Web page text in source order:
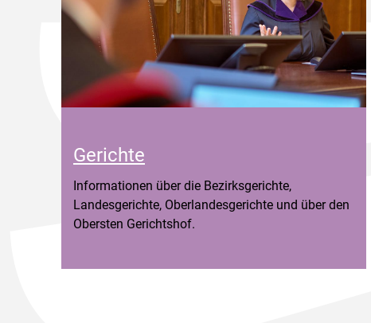
Gerichte
Informationen über die Bezirksgerichte,
Landesgerichte, Oberlandesgerichte und über den
Obersten Gerichtshof.